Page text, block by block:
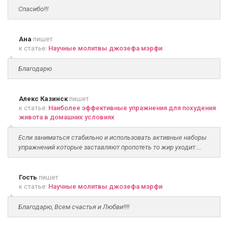
Спасибо!!!
Ана пишет
к статье: Научные молитвы джозефа мэрфи
Благодарю
Алекс Казинскпишет
к статье: Наиболее эффективные упражнения для похудения
живота в домашних условиях
Если заниматься стабильно и использовать активные наборы
упражнений которые заставляют пропотеть то жир уходит....
Гость пишет
к статье: Научные молитвы джозефа мэрфи
Благодарю, Всем счастья и Любви!!!!